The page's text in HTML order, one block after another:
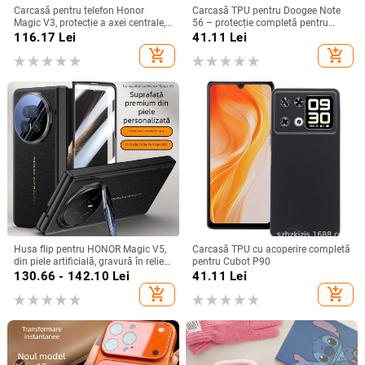
Carcasă pentru telefon Honor
Magic V3, protecție a axei centrale,
noul model Magic V5, husă ușoară
electroplacare, anti-cădere
116.17 Lei
add_shopping_cart
Carcasă TPU pentru Doogee Note
56 – protecție completă pentru
Note 56, Plus și Pro, realizată
41.11 Lei
add_shopping_cart
Husa flip pentru HONOR Magic V5,
din piele artificială, gravură în relief,
stil Ins, anti-cadere
130.66 - 142.10 Lei
add_shopping_cart
Carcasă TPU cu acoperire completă
pentru Cubot P90
41.11 Lei
add_shopping_cart